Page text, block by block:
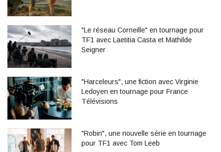
"Le réseau Corneille" en tournage pour
TF1 avec Laetitia Casta et Mathilde
Seigner
"Harceleurs", une fiction avec Virginie
Ledoyen en tournage pour France
Télévisions
"Robin", une nouvelle série en tournage
pour TF1 avec Tom Leeb